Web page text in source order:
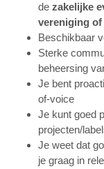
de zakelijke
vereniging
Beschikbaar
Sterke
beheersing
Je bent
of-voice
Je kunt goed
projecten/
Je weet dat
je graag in